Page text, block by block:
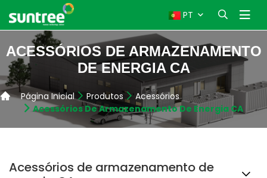
PT
ACESSÓRIOS DE ARMAZENAMENTO
DE ENERGIA CA
Página Inicial Produtos
Acessórios
Acessórios De Armazenamento De Energia CA
Acessórios de armazenamento de